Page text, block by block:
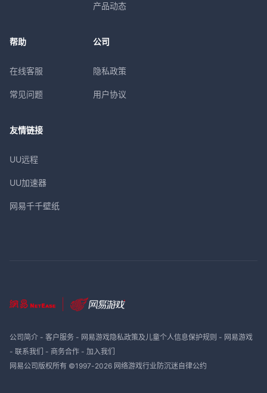
产品动态
帮助
在线客服
常见问题
公司
隐私政策
用户协议
友情链接
UU远程
UU加速器
网易千千壁纸
公司简介- 客户服务- 网易游戏隐私政策及儿童个人信息保护规则 - 网易游戏
- 联系我们 - 商务合作- 加入我们
网易公司版权所有 ©1997-2026 网络游戏行业防沉迷自律公约